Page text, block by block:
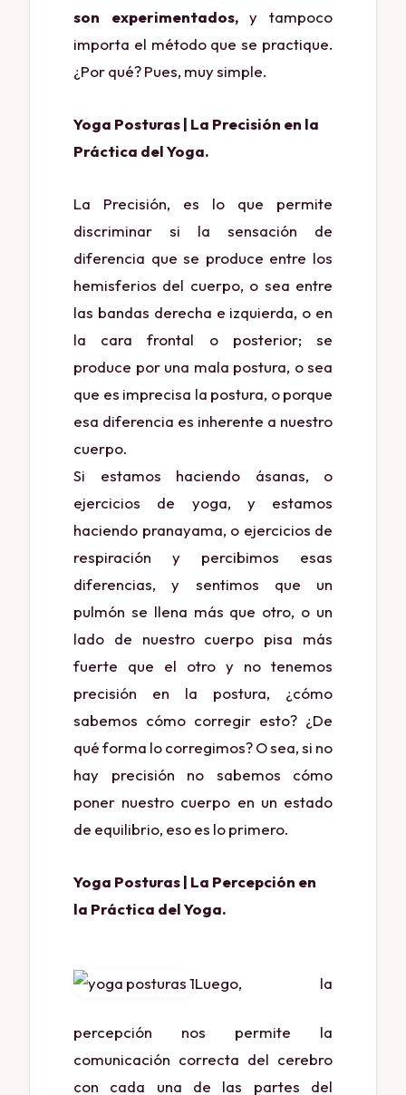
son experimentados,y tampoco
importa el método que se practique.
¿Por qué? Pues, muy simple.
Yoga Posturas | La Precisión en la
Práctica del Yoga.
La Precisión, es lo que permite
discriminar si la sensación de
diferencia que se produce entre los
hemisferios del cuerpo, o sea entre
las bandas derecha e izquierda, o en
la cara frontal o posterior; se
produce por una mala postura, o sea
que es imprecisa la postura, o porque
esa diferencia es inherente a nuestro
cuerpo.
Si estamos haciendo ásanas, o
ejercicios de yoga, y estamos
haciendo pranayama, o ejercicios de
respiración y percibimos esas
diferencias, y sentimos que un
pulmón se llena más que otro, o un
lado de nuestro cuerpo pisa más
fuerte que el otro y no tenemos
precisión en la postura, ¿cómo
sabemos cómo corregir esto? ¿De
qué forma lo corregimos? O sea, si no
hay precisión no sabemos cómo
poner nuestro cuerpo en un estado
de equilibrio, eso es lo primero.
Yoga Posturas | La Percepción en
la Práctica del Yoga.
Luego, la
percepción nos permite la
comunicación correcta del cerebro
con cada una de las partes del